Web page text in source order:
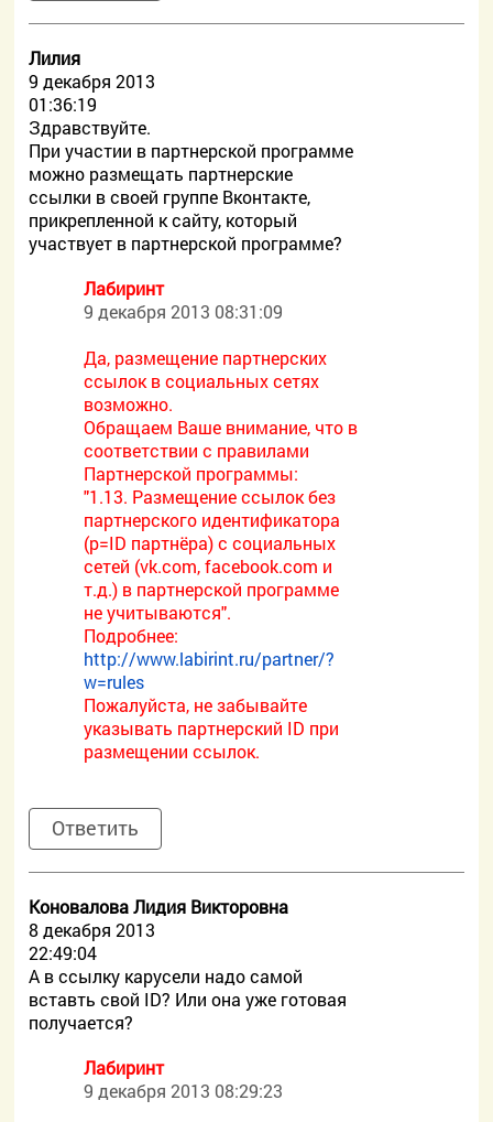
Лилия
9 декабря 2013
01:36:19
Здравствуйте.
При участии в партнерской программе
можно размещать партнерские
ссылки в своей группе Вконтакте,
прикрепленной к сайту, который
участвует в партнерской программе?
Лабиринт
9 декабря 2013 08:31:09
Да, размещение партнерских
ссылок в социальных сетях
возможно.
Обращаем Ваше внимание, что в
соответствии с правилами
Партнерской программы:
"1.13. Размещение ссылок без
партнерского идентификатора
(p=ID партнёра) с социальных
сетей (vk.com, facebook.com и
т.д.) в партнерской программе
не учитываются".
Подробнее:
http://www.labirint.ru/partner/?
w=rules
Пожалуйста, не забывайте
указывать партнерский ID при
размещении ссылок.
Ответить
Коновалова Лидия Викторовна
8 декабря 2013
22:49:04
А в ссылку карусели надо самой
вставть cвой ID? Или она уже готовая
получается?
Лабиринт
9 декабря 2013 08:29:23